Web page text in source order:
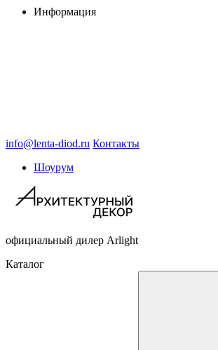
Информация
info@lenta-diod.ru Контакты
Шоурум
официальный дилер Arlight
Каталог